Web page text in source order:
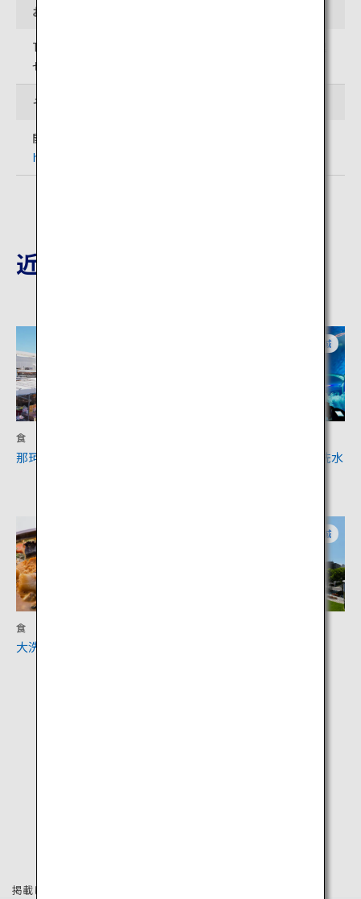
お問い合わせ先
TEL: 029-265-9001（国営ひたち海浜公園 ひたち公園管理
センター）
その他
開花情報については下記ページをご覧下さい。
https://hitachikaihin.jp/flower-calendar.html
近隣の観光地
食
那珂湊おさかな市場
茨城
アクアワールド茨城県大洗水
食
大洗ホテル
茨城
掲載している情報は2020年3月時点の情報です。